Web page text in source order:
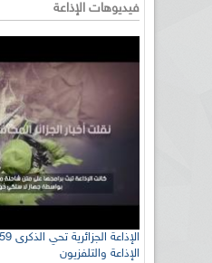
فيديوهات الإذاعة
الإذاعة والتلفزيون